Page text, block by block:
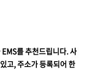
를 추천드립니다. 사
고, 주소가 등록되어 한